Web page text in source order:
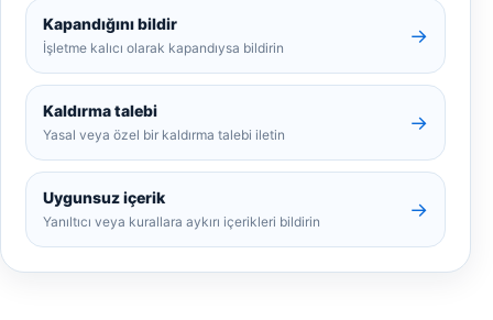
Kapandığını bildir
İşletme kalıcı olarak kapandıysa bildirin
→
Kaldırma talebi
Yasal veya özel bir kaldırma talebi iletin
→
Uygunsuz içerik
Yanıltıcı veya kurallara aykırı içerikleri bildirin
→